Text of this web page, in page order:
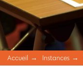
Accueil Instances